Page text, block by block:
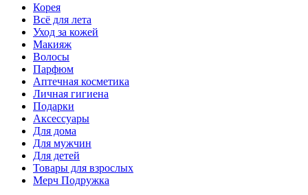
Корея
Всё для лета
Уход за кожей
Макияж
Волосы
Парфюм
Аптечная косметика
Личная гигиена
Подарки
Аксессуары
Для дома
Для мужчин
Для детей
Товары для взрослых
Мерч Подружка